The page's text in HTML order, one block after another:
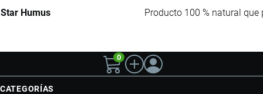
Star Humus Producto 100 % natural
0
CATEGORÍAS